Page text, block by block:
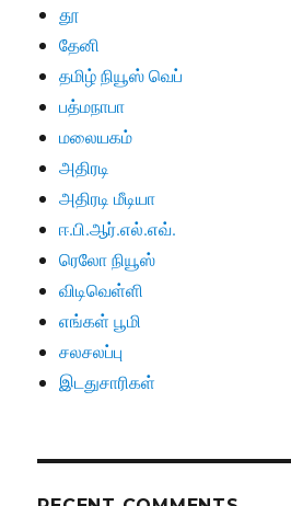
தூ
தேனி
தமிழ் நியூஸ் வெப்
பத்மநாபா
மலையகம்
அதிரடி
அதிரடி மீடியா
ஈ.பி.ஆர்.எல்.எவ்.
ரெலோ நியூஸ்
விடிவெள்ளி
எங்கள் பூமி
சலசலப்பு
இடதுசாரிகள்